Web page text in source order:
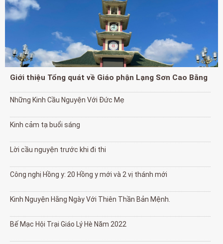
Giới thiệu Tổng quát về Giáo phận Lạng Sơn Cao Bằng
Những Kinh Cầu Nguyện Với Đức Mẹ
Kinh cảm tạ buổi sáng
Lời cầu nguyện trước khi đi thi
Công nghị Hồng y: 20 Hồng y mới và 2 vị thánh mới
Kinh Nguyện Hằng Ngày Với Thiên Thần Bản Mệnh.
Bế Mạc Hội Trại Giáo Lý Hè Năm 2022